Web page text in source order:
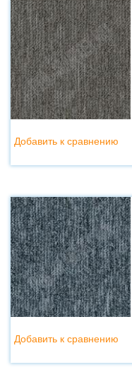
Добавить к сравнению
Добавить к сравнению